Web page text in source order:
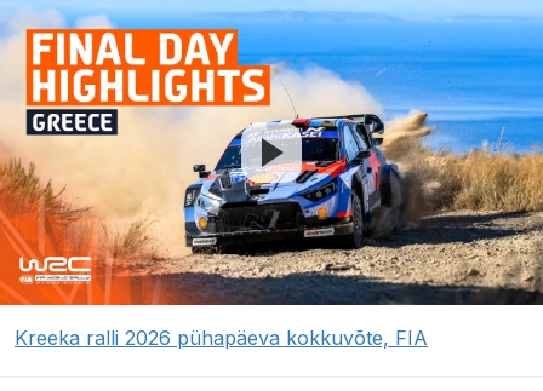
Kreeka ralli 2026 pühapäeva kokkuvõte, FIA